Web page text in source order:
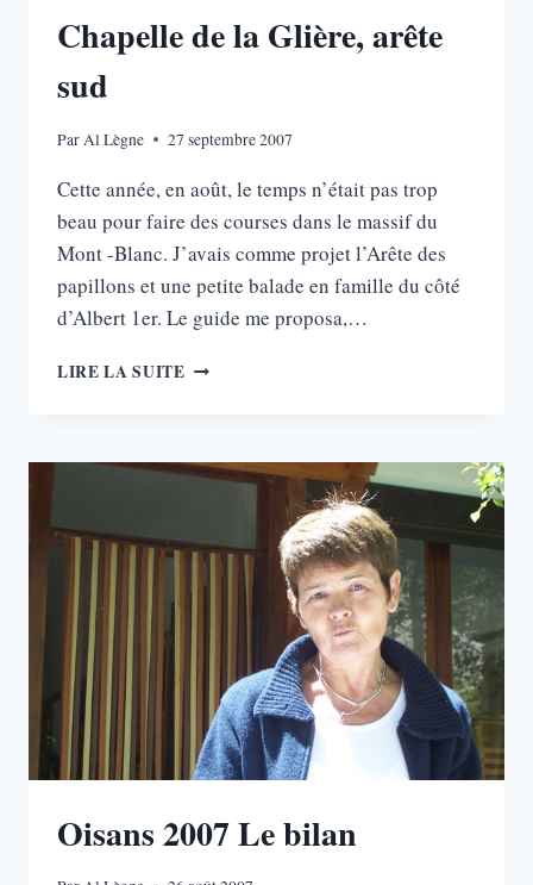
Chapelle de la Glière, arête
sud
ParAl Lègne 27 septembre 2007
Cette année, en août, le temps n’était pas trop
beau pour faire des courses dans le massif du
Mont -Blanc. J’avais comme projet l’Arête des
papillons et une petite balade en famille du côté
d’Albert 1er. Le guide me proposa,…
LIRE LA SUITE CHAPELLE
ARÊTE
Oisans 2007 Le bilan